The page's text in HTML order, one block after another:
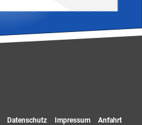
Datenschutz Impressum Anfahrt